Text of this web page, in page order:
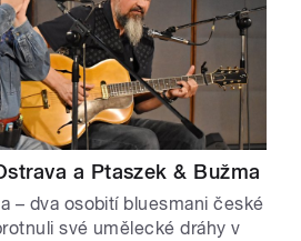
a Ptaszek & Bužma
– dva osobití bluesmani české
své umělecké dráhy v